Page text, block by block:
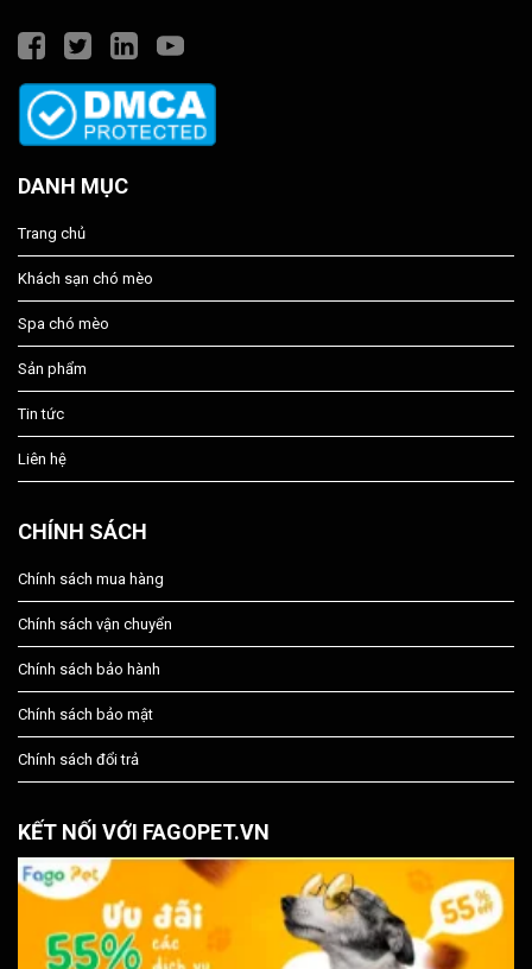
DANH MỤC
Trang chủ
Khách sạn chó mèo
Spa chó mèo
Sản phẩm
Tin tức
Liên hệ
CHÍNH SÁCH
Chính sách mua hàng
Chính sách vận chuyển
Chính sách bảo hành
Chính sách bảo mật
Chính sách đổi trả
KẾT NỐI VỚI FAGOPET.VN